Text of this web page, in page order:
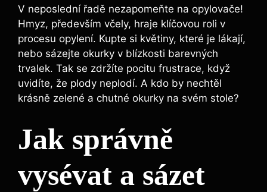
V neposlední řadě nezapomeňte na opylovače!
Hmyz, především včely, hraje klíčovou roli v
procesu opylení. Kupte si květiny, které je lákají,
nebo sázejte okurky v blízkosti barevných
trvalek. Tak se zdržíte pocitu frustrace, když
uvidíte, že plody neplodí. A kdo by nechtěl
krásně zelené a chutné okurky na svém stole?
Jak správně
vysévat a sázet